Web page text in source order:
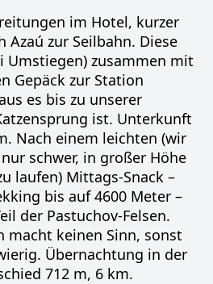
im Hotel, kurzer
Azaú zur Seilbahn. Diese
Umstiegen) zusammen mit
Gepäck zur Station
es bis zu unserer
ist. Unterkunft
Nach einem leichten (wir
schwer, in großer Höhe
laufen) Mittags-Snack –
bis auf 4600 Meter –
der Pastuchov-Felsen.
macht keinen Sinn, sonst
Übernachtung in der
712 m, 6 km.